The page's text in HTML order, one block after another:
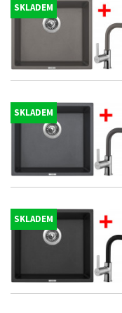
SKLADEM
SKLADEM
SKLADEM